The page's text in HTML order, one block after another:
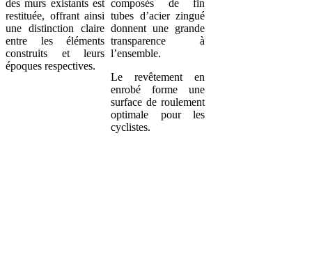
des murs existants est
restituée, offrant ainsi
une distinction claire
entre les éléments
construits et leurs
époques respectives.
composés de fin
tubes d’acier zingué
donnent une grande
transparence à
l’ensemble.
Le revêtement en
enrobé forme une
surface de roulement
optimale pour les
cyclistes.